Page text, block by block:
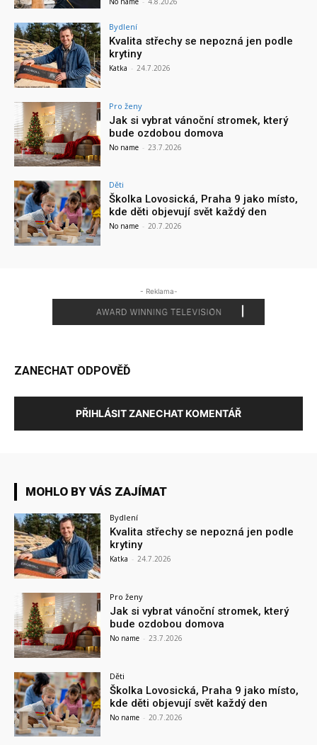
Bydlení
Kvalita střechy se nepozná jen podle
krytiny
Katka - 24.7.2026
Pro ženy
Jak si vybrat vánoční stromek, který
bude ozdobou domova
No name - 23.7.2026
Děti
Školka Lovosická, Praha 9 jako místo,
kde děti objevují svět každý den
No name - 20.7.2026
- Reklama-
ZANECHAT ODPOVĚĎ
PŘIHLÁSIT ZANECHAT KOMENTÁŘ
MOHLO BY VÁS ZAJÍMAT
Bydlení
Kvalita střechy se nepozná jen podle
krytiny
Katka - 24.7.2026
Pro ženy
Jak si vybrat vánoční stromek, který
bude ozdobou domova
No name - 23.7.2026
Děti
Školka Lovosická, Praha 9 jako místo,
kde děti objevují svět každý den
No name - 20.7.2026